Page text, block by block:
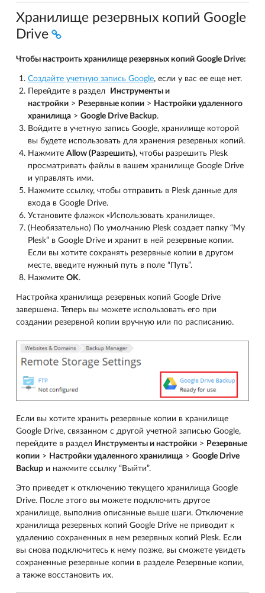
Хранилище резервных копий Google
Drive
Чтобы настроить хранилище резервных копий Google Drive:
Создайте учетную запись Google, если у вас ее еще нет.
Перейдите в раздел
Инструменты и
настройки > Резервные копии > Настройки удаленного
хранилища > Google Drive Backup.
Войдите в учетную запись Google, хранилище которой
вы будете использовать для хранения резервных копий.
Нажмите Allow (Разрешить), чтобы разрешить Plesk
просматривать файлы в вашем хранилище Google Drive
и управлять ими.
Нажмите ссылку, чтобы отправить в Plesk данные для
входа в Google Drive.
Установите флажок «Использовать хранилище».
(Необязательно) По умолчанию Plesk создает папку “My
Plesk” в Google Drive и хранит в ней резервные копии.
Если вы хотите сохранять резервные копии в другом
месте, введите нужный путь в поле “Путь”.
Нажмите OK.
Настройка хранилища резервных копий Google Drive
завершена. Теперь вы можете использовать его при
создании резервной копии вручную или по расписанию.
Если вы хотите хранить резервные копии в хранилище
Google Drive, связанном с другой учетной записью Google,
перейдите в раздел Инструменты и настройки > Резервные
копии > Настройки удаленного хранилища > Google Drive
Backup и нажмите ссылку “Выйти”.
Это приведет к отключению текущего хранилища Google
Drive. После этого вы можете подключить другое
хранилище, выполнив описанные выше шаги. Отключение
хранилища резервных копий Google Drive не приводит к
удалению сохраненных в нем резервных копий Plesk. Если
вы снова подключитесь к нему позже, вы сможете увидеть
сохраненные резервные копии в разделе Резервные копии,
а также восстановить их.